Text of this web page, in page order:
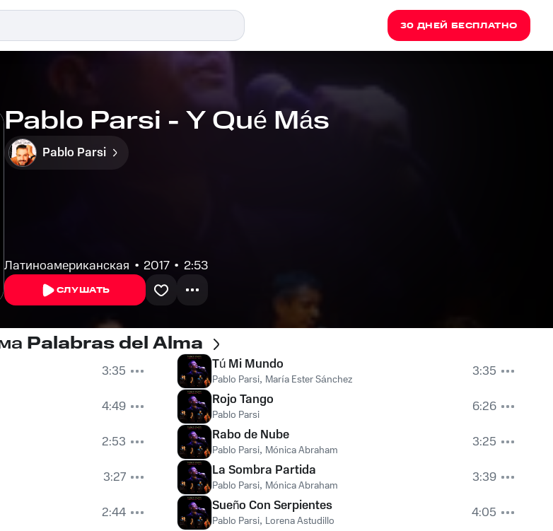
30 ДНЕЙ БЕСПЛАТНО
Pablo Parsi - Y Qué Más
Pablo Parsi
Латиноамериканская 2017 2:53
СЛУШАТЬ
Palabras del Alma
3:35
4:49
2:53
3:27
2:44
Tú Mi Mundo
Pablo Parsi, María Ester Sánchez
3:35
Rojo Tango
Pablo Parsi
6:26
Rabo de Nube
Pablo Parsi, Mónica Abraham
3:25
La Sombra Partida
Pablo Parsi, Mónica Abraham
3:39
Sueño Con Serpientes
Pablo Parsi, Lorena Astudillo 4:05